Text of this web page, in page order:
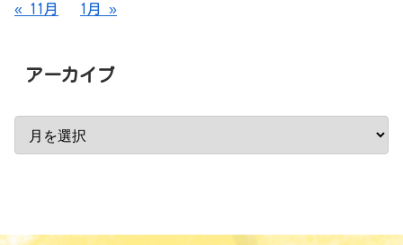
« 11月 1月 »
アーカイブ